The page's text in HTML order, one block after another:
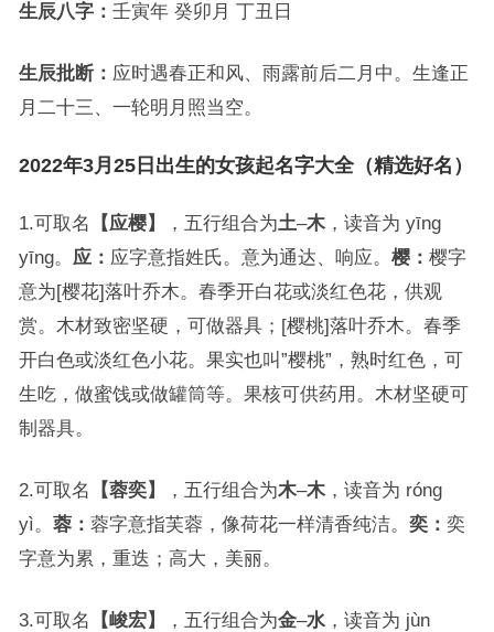
生辰八字： 壬寅年 癸卯月 丁丑日
生辰批断： 应时遇春正和风、雨露前后二月中。生逢正
月二十三、一轮明月照当空。
2022年3月25日出生的女孩起名字大全（精选好名）
1.可取名 【应樱】 ，五行组合为土–木，读音为 yīng
yīng。 应： 应字意指姓氏。意为通达、响应。 樱： 樱字
意为[樱花]落叶乔木。春季开白花或淡红色花，供观
赏。木材致密坚硬，可做器具；[樱桃]落叶乔木。春季
开白色或淡红色小花。果实也叫”樱桃”，熟时红色，可
生吃，做蜜饯或做罐筒等。果核可供药用。木材坚硬可
制器具。
2.可取名 【蓉奕】 ，五行组合为木–木，读音为 róng
yì。 蓉： 蓉字意指芙蓉，像荷花一样清香纯洁。 奕： 奕
字意为累，重迭；高大，美丽。
3.可取名 【峻宏】 ，五行组合为金–水，读音为 jùn